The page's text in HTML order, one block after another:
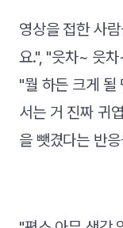
영상을 접한 사
요.", "읏차~ 읏
"뭘 하든 크게 될
서는 거 진짜 귀
을 뺏겼다는 반